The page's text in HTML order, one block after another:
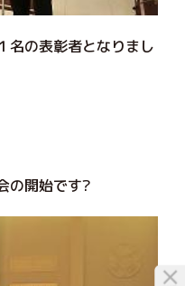
名の表彰者となりまし
の開始です?